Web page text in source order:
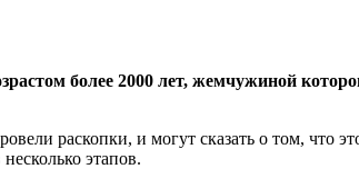
более 2000 лет, жемчужиной
раскопки, и могут сказать о том, что
этапов.